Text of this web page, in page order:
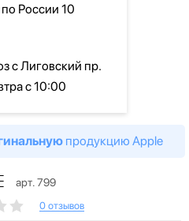
России 10
с Лиговский пр.
с 10:00
продукцию Apple
арт. 799
0 отзывов